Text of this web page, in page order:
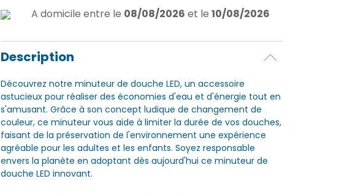
A domicile entre le 08/08/2026 et le 10/08/2026
Description
Découvrez notre minuteur de douche LED, un accessoire
astucieux pour réaliser des économies d'eau et d'énergie tout en
s'amusant. Grâce à son concept ludique de changement de
couleur, ce minuteur vous aide à limiter la durée de vos douches,
faisant de la préservation de l'environnement une expérience
agréable pour les adultes et les enfants. Soyez responsable
envers la planète en adoptant dès aujourd'hui ce minuteur de
douche LED innovant.